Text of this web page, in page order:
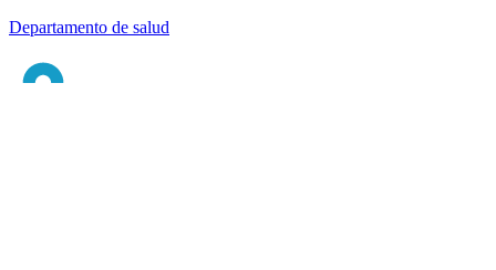
Departamento de salud